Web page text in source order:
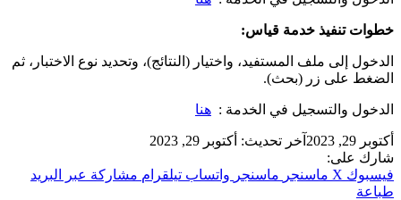
خطوات تنفيذ خدمة قياس:
الدخول إلى ملف المستفيد، واختيار (النتائج)، وتحديد نوع الاختبار، ثم
الضغط على زر (بحث).
الدخول والتسجيل في الخدمة : هنا
أكتوبر 29, 2023
آخر تحديث: أكتوبر 29, 2023
شارك على:
فيسبوك ‫X ماسنجر ماسنجر واتساب تيلقرام مشاركة عبر البريد
طباعة